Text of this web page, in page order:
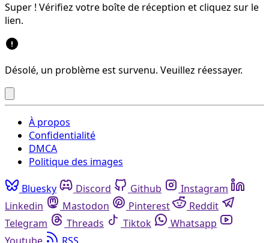
Super ! Vérifiez votre boîte de réception et cliquez sur le
lien.
Désolé, un problème est survenu. Veuillez réessayer.
À propos
Confidentialité
DMCA
Politique des images
Bluesky Discord Github
Instagram
Linkedin
Mastodon Pinterest
Reddit
Telegram
Threads Tiktok
Whatsapp